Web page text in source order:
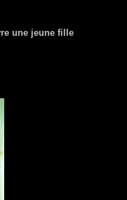
une jeune fille